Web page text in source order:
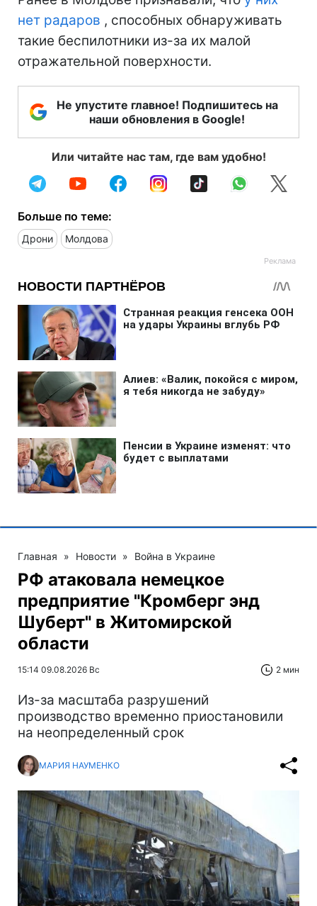
нет радаров , способных обнаруживать
такие беспилотники из-за их малой
отражательной поверхности.
Не упустите главное! Подпишитесь на
наши обновления в Google!
Или читайте нас там, где вам удобно!
Больше по теме:
Дрони Молдова
Главная » Новости » Война в Украине
РФ атаковала немецкое
предприятие "Кромберг энд
Шуберт" в Житомирской
области
15:14 09.08.2026 Вс 2 мин
Из-за масштаба разрушений
производство временно приостановили
на неопределенный срок
МАРИЯ НАУМЕНКО